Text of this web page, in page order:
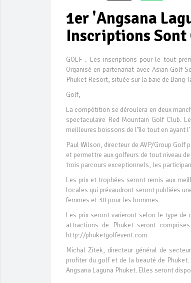
1er 'Angsana
Inscriptions Sont
GOLF : Les inscriptions pour le tout
Organisé en partenariat avec Asian Golf
Phuket Resort, située sur la baie de Bang
Golf,
La compétition se déroulera en deux
spectaculaire Red Mountain Golf Club.
meilleures boissons de l'île tout en ayant
Paul Wilson, directeur de AVP/Group Golf
et permettre aux golfeurs de tout niveau
trois parcours exceptionnels, les
Les prix et trophées seront remis aux
locales qui prévaudront seront publiées
femmes et 30 pour les hommes.
Les prix seront varieront selon le type de
attractions de Phuket seront
http://phuketgolfevent.com.
Michal Zitek, directeur général de
profiter du golf et de la beauté de
Angsana Laguna Phuket. Elles seront